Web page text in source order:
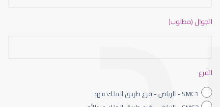
الجوال (مطلوب)
الفرع
SMC1 - الرياض - فرع طريق الملك فهد